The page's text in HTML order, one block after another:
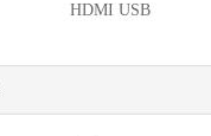
HDMI USB